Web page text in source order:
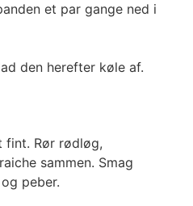
et par gange ned i
den herefter køle af.
fint. Rør rødløg,
sammen. Smag
peber.